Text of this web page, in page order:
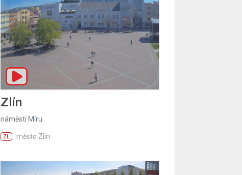
Zlín
náměstí Míru
ZL město Zlín